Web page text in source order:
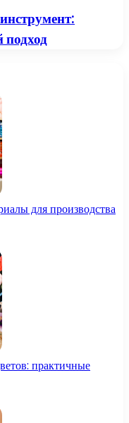
для производства
практичные